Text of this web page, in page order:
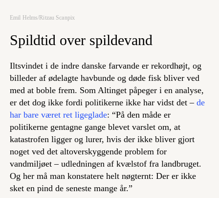
Emil Helms/Ritzau Scanpix
Spildtid over spildevand
Iltsvindet i de indre danske farvande er rekordhøjt, og
billeder af ødelagte havbunde og døde fisk bliver ved
med at boble frem. Som Altinget påpeger i en analyse,
er det dog ikke fordi politikerne ikke har vidst det – de
har bare været ret ligeglade: “På den måde er
politikerne gentagne gange blevet varslet om, at
katastrofen ligger og lurer, hvis der ikke bliver gjort
noget ved det altoverskyggende problem for
vandmiljøet – udledningen af kvælstof fra landbruget.
Og her må man konstatere helt nøgternt: Der er ikke
sket en pind de seneste mange år.”